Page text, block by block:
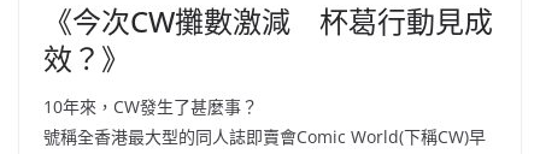
《今次CW攤數激減 杯葛行動見成
效？》
10年來，CW發生了甚麼事？
號稱全香港最大型的同人誌即賣會Comic World(下稱CW)早